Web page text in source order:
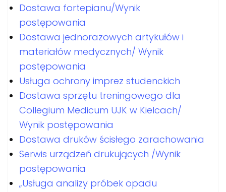
Dostawa fortepianu/Wynik
postępowania
Dostawa jednorazowych artykułów i
materiałów medycznych/ Wynik
postępowania
Usługa ochrony imprez studenckich
Dostawa sprzętu treningowego dla
Collegium Medicum UJK w Kielcach/
Wynik postępowania
Dostawa druków ścisłego zarachowania
Serwis urządzeń drukujących /Wynik
postępowania
„Usługa analizy próbek opadu